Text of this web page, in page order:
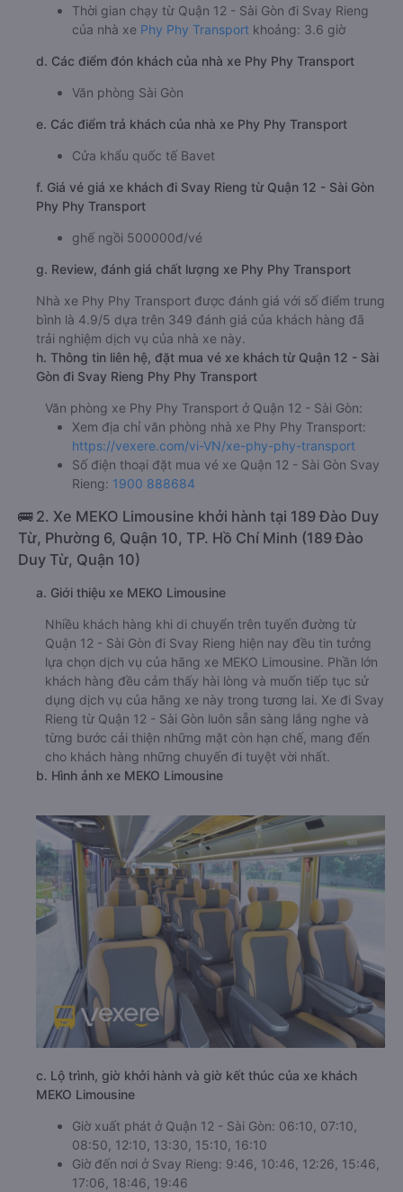
Thời gian chạy từ Quận 12 - Sài Gòn đi Svay Rieng
của nhà xe Phy Phy Transport khoảng: 3.6 giờ
d. Các điểm đón khách của nhà xe Phy Phy Transport
Văn phòng Sài Gòn
e. Các điểm trả khách của nhà xe Phy Phy Transport
Cửa khẩu quốc tế Bavet
f. Giá vé giá xe khách đi Svay Rieng từ Quận 12 - Sài Gòn
Phy Phy Transport
ghế ngồi 500000đ/vé
g. Review, đánh giá chất lượng xe Phy Phy Transport
Nhà xe Phy Phy Transport được đánh giá với số điểm trung
bình là 4.9/5 dựa trên 349 đánh giá của khách hàng đã
trải nghiệm dịch vụ của nhà xe này.
h. Thông tin liên hệ, đặt mua vé xe khách từ Quận 12 - Sài
Gòn đi Svay Rieng Phy Phy Transport
Văn phòng xe Phy Phy Transport ở Quận 12 - Sài Gòn:
Xem địa chỉ văn phòng nhà xe Phy Phy Transport:
https://vexere.com/vi-VN/xe-phy-phy-transport
Số điện thoại đặt mua vé xe Quận 12 - Sài Gòn Svay
Rieng: 1900 888684
🚌 2. Xe MEKO Limousine khởi hành tại 189 Đào Duy
Từ, Phường 6, Quận 10, TP. Hồ Chí Minh (189 Đào
Duy Từ, Quận 10)
a. Giới thiệu xe MEKO Limousine
Nhiều khách hàng khi di chuyển trên tuyến đường từ
Quận 12 - Sài Gòn đi Svay Rieng hiện nay đều tin tưởng
lựa chọn dịch vụ của hãng xe MEKO Limousine. Phần lớn
khách hàng đều cảm thấy hài lòng và muốn tiếp tục sử
dụng dịch vụ của hãng xe này trong tương lai. Xe đi Svay
Rieng từ Quận 12 - Sài Gòn luôn sẵn sàng lắng nghe và
từng bước cải thiện những mặt còn hạn chế, mang đến
cho khách hàng những chuyến đi tuyệt vời nhất.
b. Hình ảnh xe MEKO Limousine
c. Lộ trình, giờ khởi hành và giờ kết thúc của xe khách
MEKO Limousine
Giờ xuất phát ở Quận 12 - Sài Gòn: 06:10, 07:10,
08:50, 12:10, 13:30, 15:10, 16:10
Giờ đến nơi ở Svay Rieng: 9:46, 10:46, 12:26, 15:46,
17:06, 18:46, 19:46